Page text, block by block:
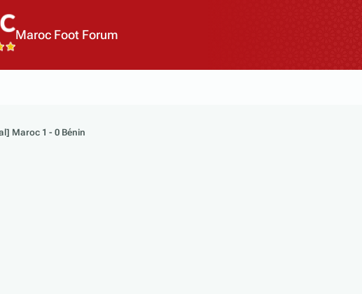
Maroc Foot Forum
Maroc 1 - 0 Bénin